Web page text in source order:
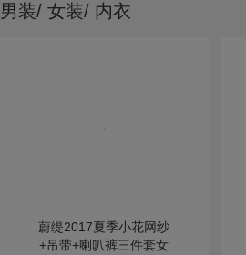
男装/ 女装/ 内衣
蔚缇2017夏季小花网纱
+吊带+喇叭裤三件套女